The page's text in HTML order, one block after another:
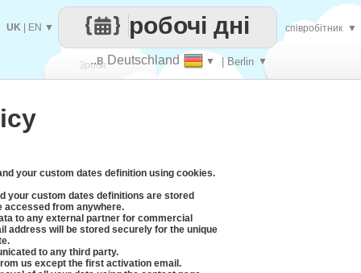
Зроби..в Deutschland ▼ | Berlin ▼
робочі дні
UK EN ▼ співробітник ▼
your custom dates definition using cookies.
your custom dates definitions are stored
accessed from anywhere.
to any external partner for commercial
address will be stored securely for the unique
to any third party.
us except the first activation email.